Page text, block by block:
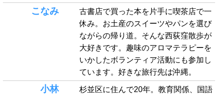
こなみ
古書店で買った本を片手に喫茶店で一
休み。お土産のスイーツやパンを選び
ながらの帰り道。そんな西荻窪散歩が
大好きです。趣味のアロマテラピーを
いかしたボランティア活動にも参加し
ています。好きな旅行先は沖縄。
小林
杉並区に住んで20年。教育関係、国語